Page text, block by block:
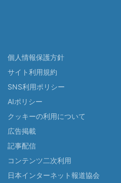
個人情報保護方針
サイト利用規約
SNS利用ポリシー
AIポリシー
クッキーの利用について
広告掲載
記事配信
コンテンツ二次利用
日本インターネット報道協会